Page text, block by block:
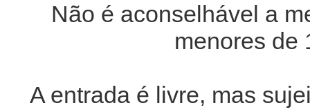
Não é aconselhável a
menores de
A entrada é livre, mas